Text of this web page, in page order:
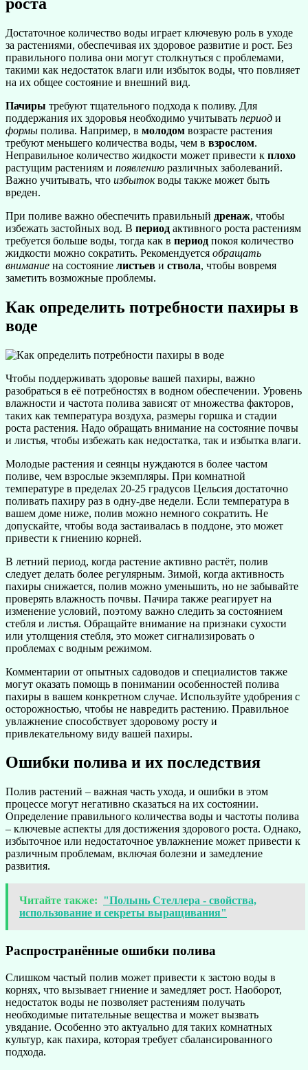
Достаточное количество воды играет ключевую роль в уходе
за растениями, обеспечивая их здоровое развитие и рост. Без
правильного полива они могут столкнуться с проблемами,
такими как недостаток влаги или избыток воды, что повлияет
на их общее состояние и внешний вид.
Пачиры требуют тщательного подхода к поливу. Для
поддержания их здоровья необходимо учитывать период и
формы полива. Например, в молодом возрасте растения
требуют меньшего количества воды, чем в взрослом.
Неправильное количество жидкости может привести к плохо
растущим растениям и появлению различных заболеваний.
Важно учитывать, что избытокводы также может быть
вреден.
При поливе важно обеспечить правильный дренаж, чтобы
избежать застойных вод. В период активного роста растениям
требуется больше воды, тогда как в период покоя количество
жидкости можно сократить. Рекомендуется обращать
внимание на состояние листьев и ствола, чтобы вовремя
заметить возможные проблемы.
Как определить потребности пахиры в
воде
Чтобы поддерживать здоровье вашей пахиры, важно
разобраться в её потребностях в водном обеспечении. Уровень
влажности и частота полива зависят от множества факторов,
таких как температура воздуха, размеры горшка и стадии
роста растения. Надо обращать внимание на состояние почвы
и листья, чтобы избежать как недостатка, так и избытка влаги.
Молодые растения и сеянцы нуждаются в более частом
поливе, чем взрослые экземпляры. При комнатной
температуре в пределах 20-25 градусов Цельсия достаточно
поливать пахиру раз в одну-две недели. Если температура в
вашем доме ниже, полив можно немного сократить. Не
допускайте, чтобы вода застаивалась в поддоне, это может
привести к гниению корней.
В летний период, когда растение активно растёт, полив
следует делать более регулярным. Зимой, когда активность
пахиры снижается, полив можно уменьшить, но не забывайте
проверять влажность почвы. Пачира также реагирует на
изменение условий, поэтому важно следить за состоянием
стебля и листья. Обращайте внимание на признаки сухости
или утолщения стебля, это может сигнализировать о
проблемах с водным режимом.
Комментарии от опытных садоводов и специалистов также
могут оказать помощь в понимании особенностей полива
пахиры в вашем конкретном случае. Используйте удобрения с
осторожностью, чтобы не навредить растению. Правильное
увлажнение способствует здоровому росту и
привлекательному виду вашей пахиры.
Ошибки полива и их последствия
Полив растений – важная часть ухода, и ошибки в этом
процессе могут негативно сказаться на их состоянии.
Определение правильного количества воды и частоты полива
– ключевые аспекты для достижения здорового роста. Однако,
избыточное или недостаточное увлажнение может привести к
различным проблемам, включая болезни и замедление
развития.
Читайте также: "Полынь Стеллера - свойства,
использование и секреты выращивания"
Распространённые ошибки полива
Слишком частый полив может привести к застою воды в
корнях, что вызывает гниение и замедляет рост. Наоборот,
недостаток воды не позволяет растениям получать
необходимые питательные вещества и может вызвать
увядание. Особенно это актуально для таких комнатных
культур, как пахира, которая требует сбалансированного
подхода.